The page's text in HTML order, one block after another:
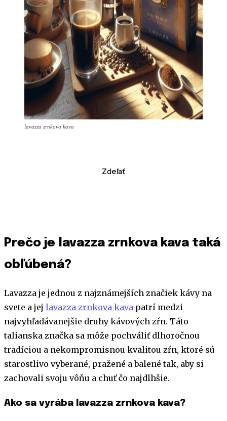
lavazza zrnkova kava
Zdeľať
Prečo je lavazza zrnkova kava taká
obľúbená?
Lavazza je jednou z najznámejších značiek kávy na
svete a jej lavazza zrnkova kava patrí medzi
najvyhľadávanejšie druhy kávových zŕn. Táto
talianska značka sa môže pochváliť dlhoročnou
tradíciou a nekompromisnou kvalitou zŕn, ktoré sú
starostlivo vyberané, pražené a balené tak, aby si
zachovali svoju vôňu a chuť čo najdlhšie.
Ako sa vyrába lavazza zrnkova kava?